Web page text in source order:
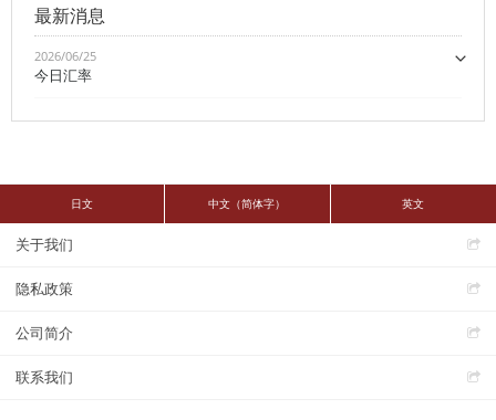
最新消息
2026/06/25
今日汇率
日文 中文（简体字） 英文
关于我们
隐私政策
公司简介
联系我们